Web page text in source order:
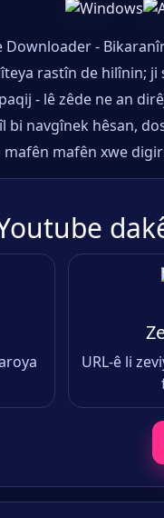
-
rastîn de hilînin;
- lê zêde ne an
bi navgînek hêsan,
mafên xwe
URL-ê li